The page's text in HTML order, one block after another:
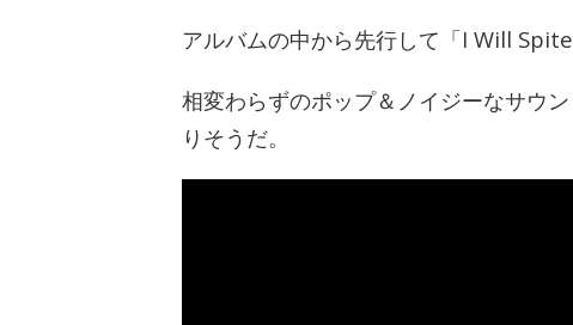
アルバムの中から先行して「I Will
相変わらずのポップ＆ノイジーなサウ
りそうだ。